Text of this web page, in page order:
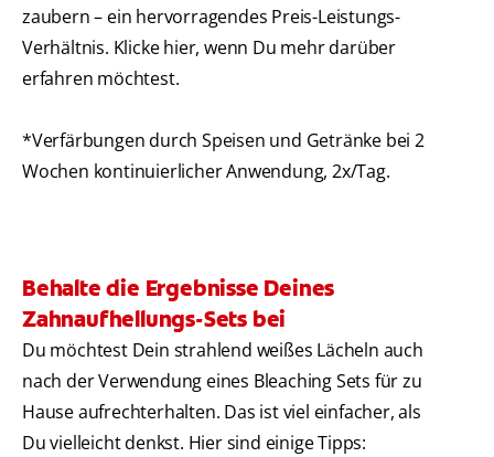
zaubern – ein hervorragendes Preis-Leistungs-
Verhältnis. Klicke hier, wenn Du mehr darüber
erfahren möchtest.
*Verfärbungen durch Speisen und Getränke bei 2
Wochen kontinuierlicher Anwendung, 2x/Tag.
Behalte die Ergebnisse Deines
Zahnaufhellungs-Sets bei
Du möchtest Dein strahlend weißes Lächeln auch
nach der Verwendung eines Bleaching Sets für zu
Hause aufrechterhalten. Das ist viel einfacher, als
Du vielleicht denkst. Hier sind einige Tipps: